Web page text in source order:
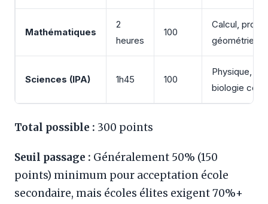
Mathématiques
2
heures
100
Calcul,
géométrie
Sciences (IPA) 1h45 100
Physique,
biologie
Total possible : 300 points
Seuil passage : Généralement 50% (150
points) minimum pour acceptation école
secondaire, mais écoles élites exigent 70%+